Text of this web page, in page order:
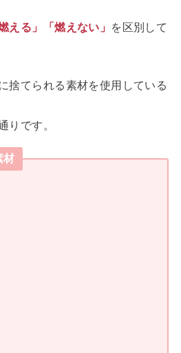
燃える」「燃えない」
を区別して
捨てられる素材を使用している
りです。
材